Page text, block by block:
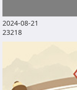
2024-08-21
23218